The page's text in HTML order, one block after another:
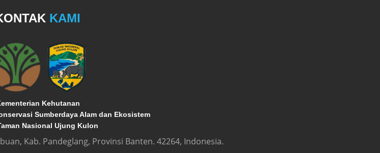
KAMI
Kehutanan
Sumberdaya Alam dan Ekosistem
Nasional Ujung Kulon
Kab. Pandeglang, Provinsi Banten. 42264, Indonesia.